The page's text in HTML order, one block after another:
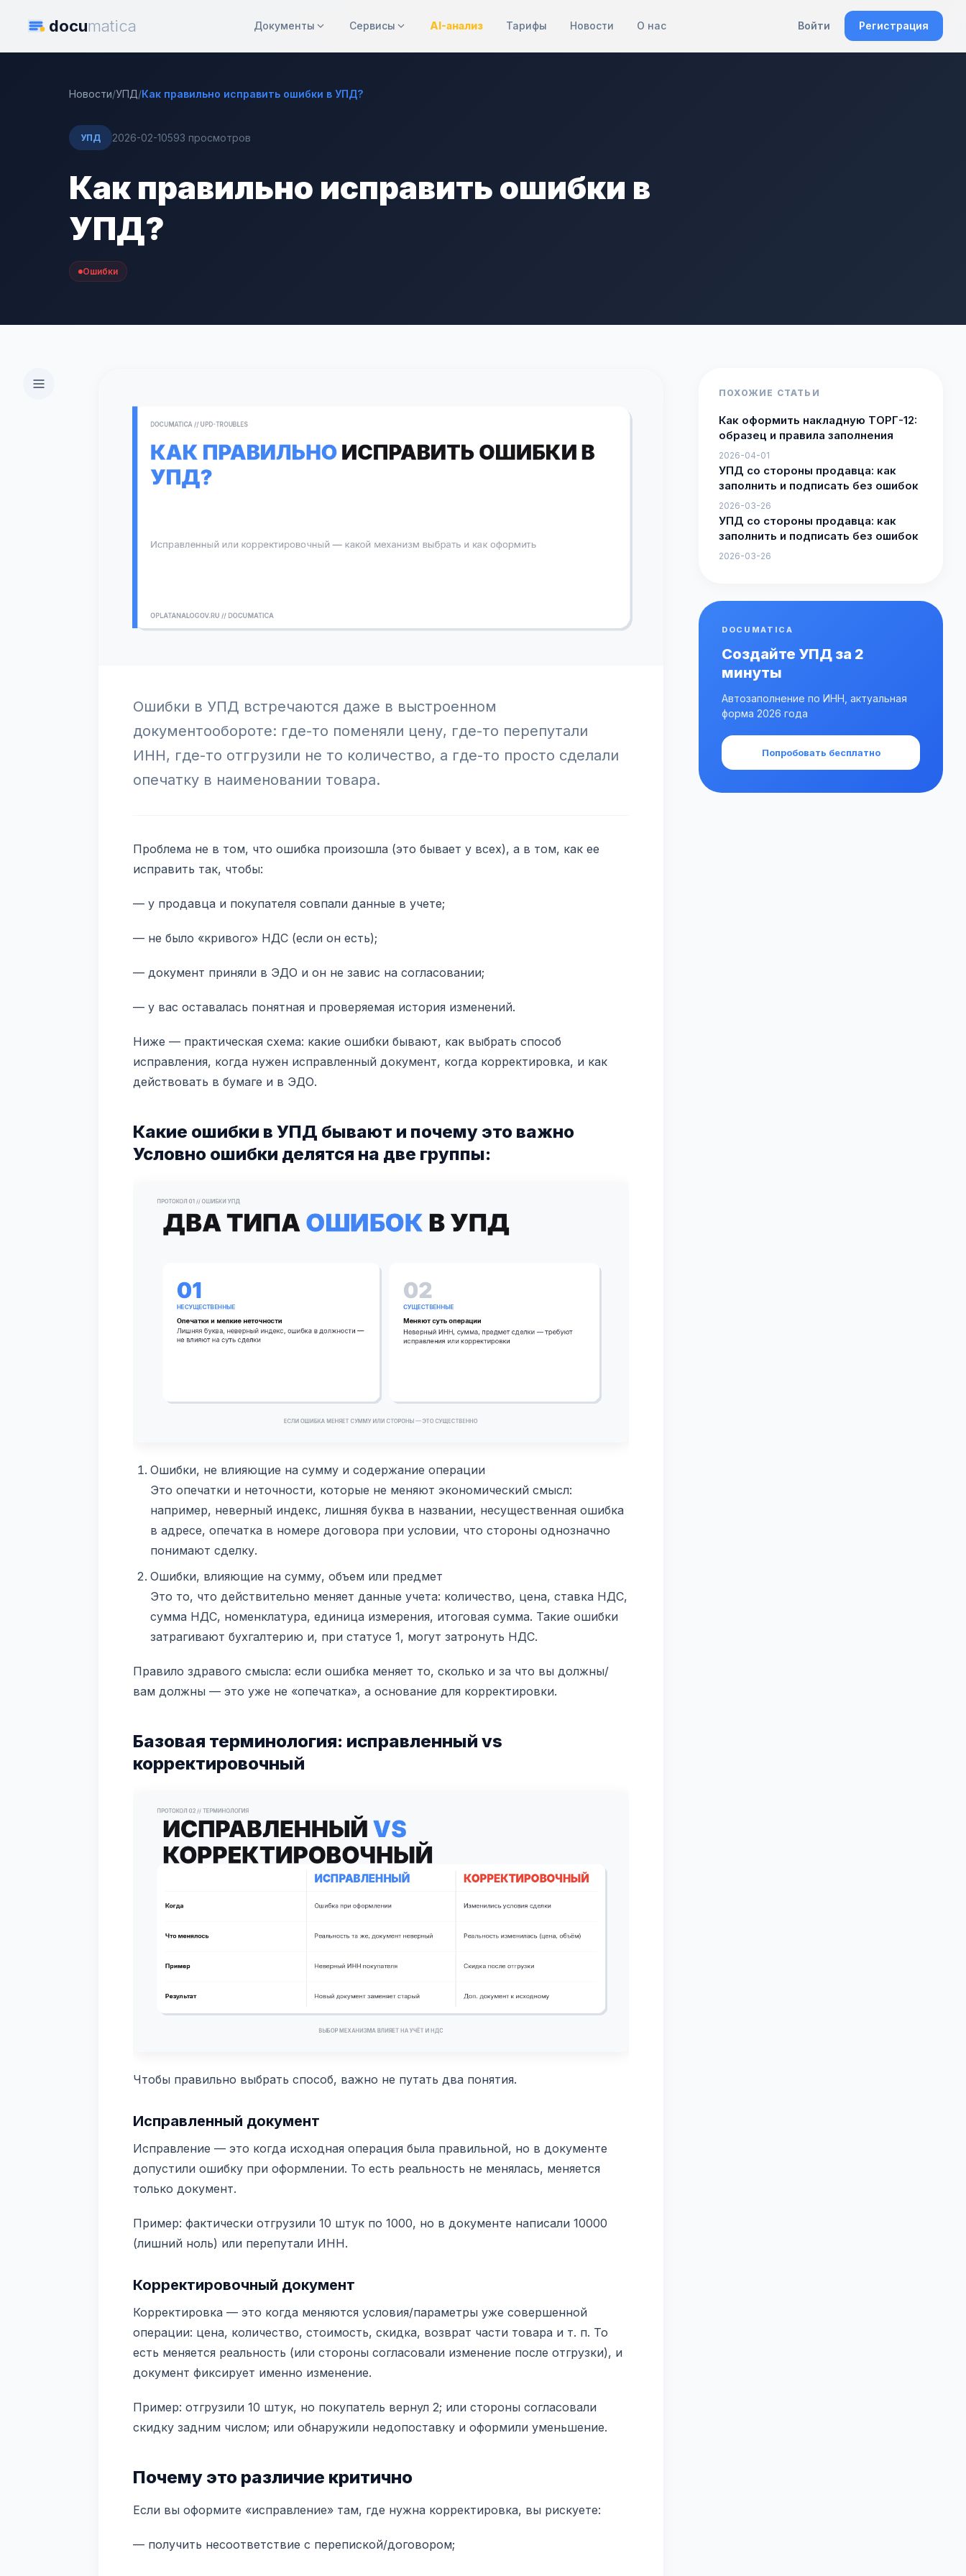
documatica Документы Сервисы AI-анализ Тарифы Новости О нас Войти Регистрация
Новости/УПД/Как правильно исправить ошибки в УПД?
УПД 2026-02-10593 просмотров
Как правильно исправить ошибки в
УПД?
Ошибки
Ошибки в УПД встречаются даже в выстроенном
документообороте: где-то поменяли цену, где-то перепутали
ИНН, где-то отгрузили не то количество, а где-то просто сделали
опечатку в наименовании товара.
Проблема не в том, что ошибка произошла (это бывает у всех), а в том, как ее
исправить так, чтобы:
— у продавца и покупателя совпали данные в учете;
— не было «кривого» НДС (если он есть);
— документ приняли в ЭДО и он не завис на согласовании;
— у вас оставалась понятная и проверяемая история изменений.
Ниже — практическая схема: какие ошибки бывают, как выбрать способ
исправления, когда нужен исправленный документ, когда корректировка, и как
действовать в бумаге и в ЭДО.
Какие ошибки в УПД бывают и почему это важно
Условно ошибки делятся на две группы:
Ошибки, не влияющие на сумму и содержание операции
Это опечатки и неточности, которые не меняют экономический смысл:
например, неверный индекс, лишняя буква в названии, несущественная ошибка
в адресе, опечатка в номере договора при условии, что стороны однозначно
понимают сделку.
Ошибки, влияющие на сумму, объем или предмет
Это то, что действительно меняет данные учета: количество, цена, ставка НДС,
сумма НДС, номенклатура, единица измерения, итоговая сумма. Такие ошибки
затрагивают бухгалтерию и, при статусе 1, могут затронуть НДС.
Правило здравого смысла: если ошибка меняет то, сколько и за что вы должны/
вам должны — это уже не «опечатка», а основание для корректировки.
Базовая терминология: исправленный vs
корректировочный
Чтобы правильно выбрать способ, важно не путать два понятия.
Исправленный документ
Исправление — это когда исходная операция была правильной, но в документе
допустили ошибку при оформлении. То есть реальность не менялась, меняется
только документ.
Пример: фактически отгрузили 10 штук по 1000, но в документе написали 10000
(лишний ноль) или перепутали ИНН.
Корректировочный документ
Корректировка — это когда меняются условия/параметры уже совершенной
операции: цена, количество, стоимость, скидка, возврат части товара и т. п. То
есть меняется реальность (или стороны согласовали изменение после отгрузки), и
документ фиксирует именно изменение.
Пример: отгрузили 10 штук, но покупатель вернул 2; или стороны согласовали
скидку задним числом; или обнаружили недопоставку и оформили уменьшение.
Почему это различие критично
Если вы оформите «исправление» там, где нужна корректировка, вы рискуете:
— получить несоответствие с перепиской/договором;
ПОХОЖИЕ СТАТЬИ
Как оформить накладную ТОРГ-12:
образец и правила заполнения
2026-04-01
УПД со стороны продавца: как
заполнить и подписать без ошибок
2026-03-26
УПД со стороны продавца: как
заполнить и подписать без ошибок
2026-03-26
DOCUMATICA
Создайте УПД за 2
минуты
Автозаполнение по ИНН, актуальная
форма 2026 года
Попробовать бесплатно